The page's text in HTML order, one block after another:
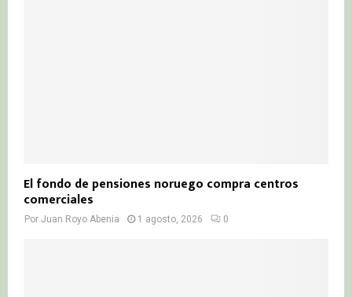
El fondo de pensiones noruego compra centros
comerciales
Por Juan Royo Abenia 1 agosto, 2026 0